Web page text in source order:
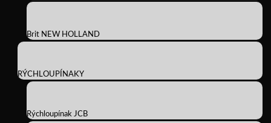
Brit NEW HOLLAND
RÝCHLOUPÍNAKY
Rýchloupínak JCB